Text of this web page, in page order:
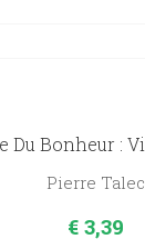
Du Bonheur :
Pierre Talec
€ 3,39